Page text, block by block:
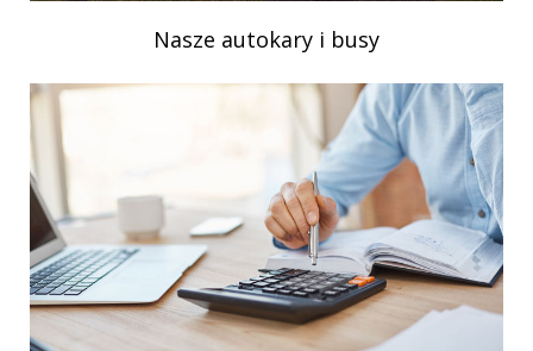
Nasze autokary i busy